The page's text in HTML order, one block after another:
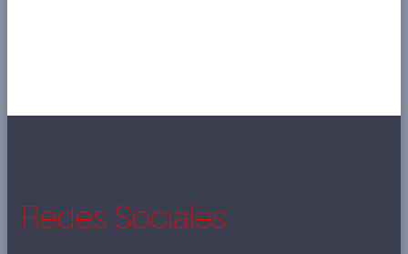
Redes Sociales